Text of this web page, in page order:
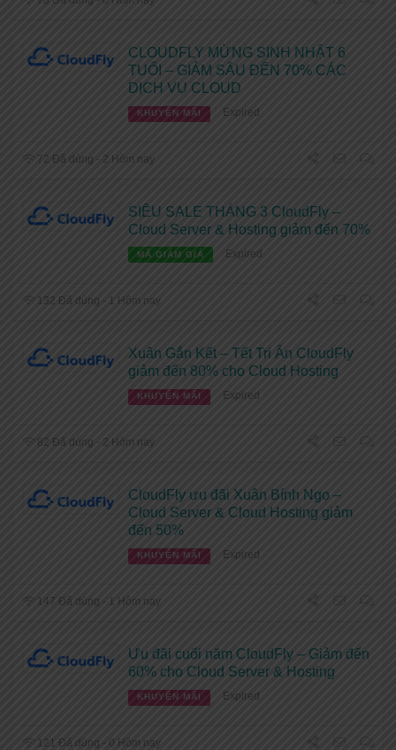
CLOUDFLY MỪNG SINH NHẬT 6
TUỔI – GIẢM SÂU ĐẾN 70% CÁC
DỊCH VỤ CLOUD
KHUYẾN MÃI Expired
72 Đã dùng - 2 Hôm nay
SIÊU SALE THÁNG 3 CloudFly –
Cloud Server & Hosting giảm đến 70%
MÃ GIẢM GIÁ Expired
132 Đã dùng - 1 Hôm nay
Xuân Gắn Kết – Tết Tri Ân CloudFly
giảm đến 80% cho Cloud Hosting
KHUYẾN MÃI Expired
82 Đã dùng - 2 Hôm nay
CloudFly ưu đãi Xuân Bính Ngọ –
Cloud Server & Cloud Hosting giảm
đến 50%
KHUYẾN MÃI Expired
147 Đã dùng - 1 Hôm nay
Ưu đãi cuối năm CloudFly – Giảm đến
60% cho Cloud Server & Hosting
KHUYẾN MÃI Expired
121 Đã dùng - 0 Hôm nay